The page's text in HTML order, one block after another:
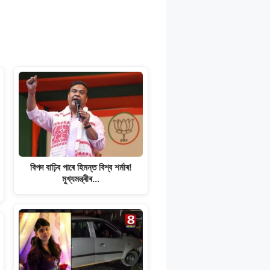
বিপদ বাঢ়িব পাৰে হিমন্ত বিশ্ব শৰ্মাৰ!
মুখ্যমন্ত্ৰীৰ…